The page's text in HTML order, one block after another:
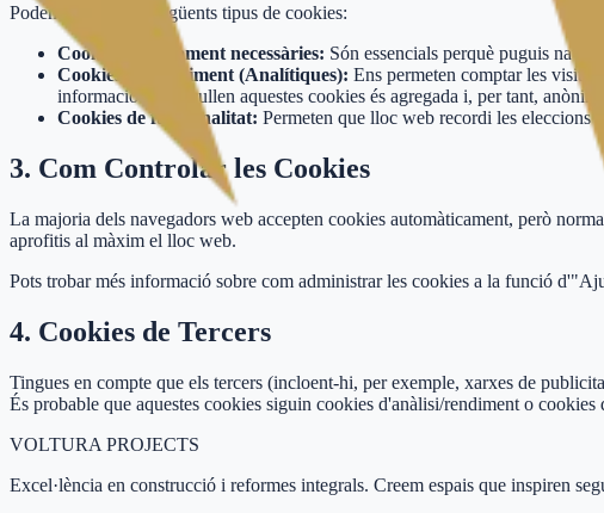
Podem utilitzar els següents tipus de cookies:
Cookies estrictament necessàries: Són essencials perquè puguis
Cookies de rendiment (Analítiques): Ens permeten comptar les
informació que recullen aquestes cookies és agregada i, per tant, anònima.
Cookies de funcionalitat: Permeten que lloc web recordi les eleccions
3. Com Controlar les Cookies
La majoria dels navegadors web accepten cookies automàticament, però
aprofitis al màxim el lloc web.
Pots trobar més informació sobre com administrar les cookies a la funció
4. Cookies de Tercers
Tingues en compte que els tercers (incloent-hi, per exemple, xarxes de
És probable que aquestes cookies siguin cookies d'anàlisi/rendiment o cookies
VOLTURA PROJECTS
Excel·lència en construcció i reformes integrals. Creem espais que inspiren